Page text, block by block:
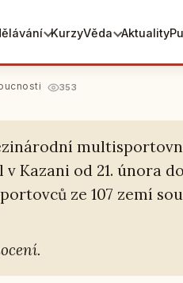
KurzyVěda Aktuality
353
Kazani od 21. února
ze 107 zemí